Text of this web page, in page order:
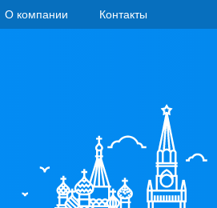
О компании Контакты